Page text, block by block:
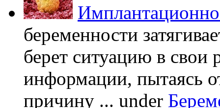
беременности
берет ситуацию в свои
информации, пытаясь
причину ... under